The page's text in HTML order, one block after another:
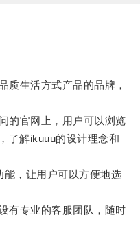
生活方式产品的品牌，
官网上，用户可以浏览
了解ikuuu的设计理念和
，让用户可以方便地选
专业的客服团队，随时